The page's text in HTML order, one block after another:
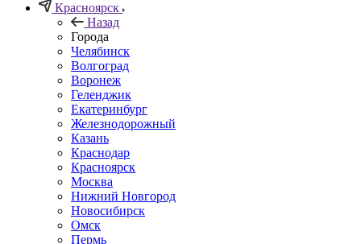
Красноярск
Назад
Города
Челябинск
Волгоград
Воронеж
Геленджик
Екатеринбург
Железнодорожный
Казань
Краснодар
Красноярск
Москва
Нижний Новгород
Новосибирск
Омск
Пермь